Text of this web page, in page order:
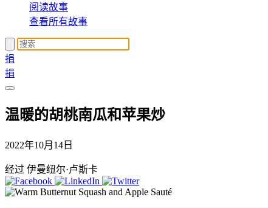
阅读故事
查看所有故事
捐
捐
温暖的胡桃南瓜和苹果炒
2022年10月14日
经过 伊曼纽尔·卢斯卡